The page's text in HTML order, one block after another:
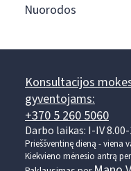
Nuorodos
Konsultacijos
gyventojams:
+370 5 260 5060
Darbo laikas: I-IV 8.00-
Prieššventinę dieną - viena
Kiekvieno mėnesio antrą